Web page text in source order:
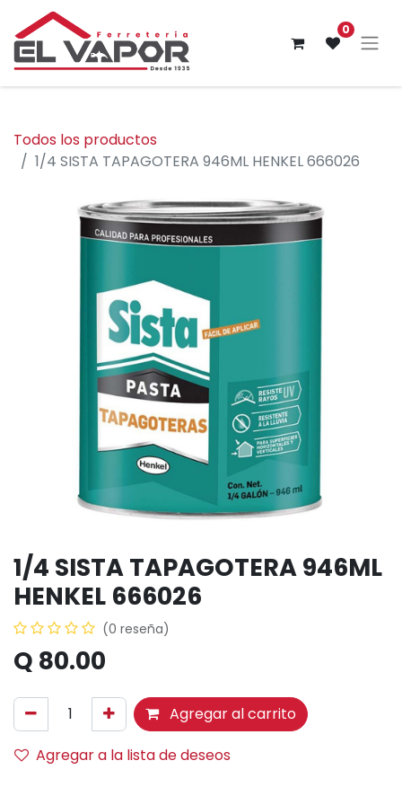
0
Todos los productos
1/4 SISTA TAPAGOTERA 946ML HENKEL 666026
1/4 SISTA TAPAGOTERA 946ML
HENKEL 666026
(0 reseña)
Q 80.00
Agregar al carrito
Agregar a la lista de deseos